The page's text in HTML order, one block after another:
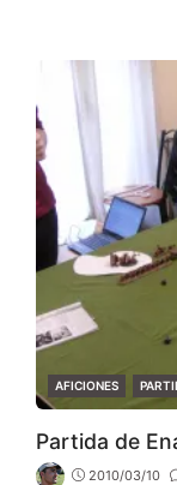
CATEGORIES
AFICIONES
Partida de
2010/03/10